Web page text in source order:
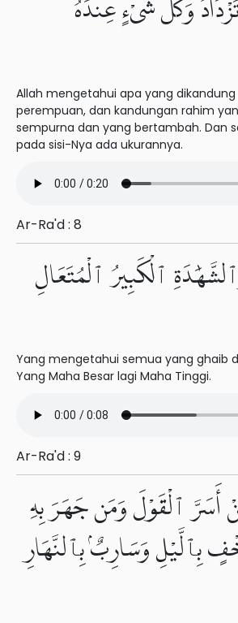
وَكُلُّ شَىْءٍ عِندَهُۥ
Allah mengetahui apa yang
perempuan, dan kandungan rahim
sempurna dan yang bertambah. Dan
pada sisi-Nya ada ukurannya.
Ar-Ra'd : 8
ٱلْكَبِيرُ ٱلْمُتَعَالِ
Yang mengetahui semua yang ghaib
Yang Maha Besar lagi Maha Tinggi.
Ar-Ra'd : 9
أَسَرَّ ٱلْقَوْلَ وَمَن جَهَرَ بِهِۦ
بِٱلَّيْلِ وَسَارِبٌۢ بِٱلنَّهَارِ